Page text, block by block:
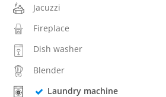
Jacuzzi
Fireplace
Dish washer
Blender
Laundry machine